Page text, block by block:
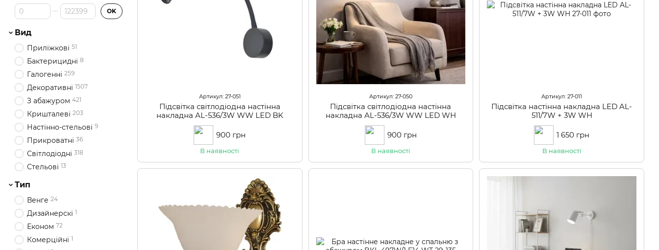
Артикул: 27-051
Підсвітка світлодіодна настінна
накладна AL-536/3W WW LED BK
900 грн
В наявності
Артикул: 27-050
Підсвітка світлодіодна настінна
накладна AL-536/3W WW LED WH
900 грн
В наявності
Артикул: 27-011
Підсвітка настінна накладна LED AL-
511/7W + 3W WH
1 650 грн
В наявності
Від Ціна, грн
До Ціна, грн OK
Вид
Приліжкові 51
Бактерицидні 8
Галогенні 259
Декоративні 1507
З абажуром 421
Кришталеві 203
Настінно-стельові 9
Прикроватні 36
Світлодіодні 318
Стельові 13
Тип
Венге 24
Дизайнерскі 1
Економ 72
Комерційні 1